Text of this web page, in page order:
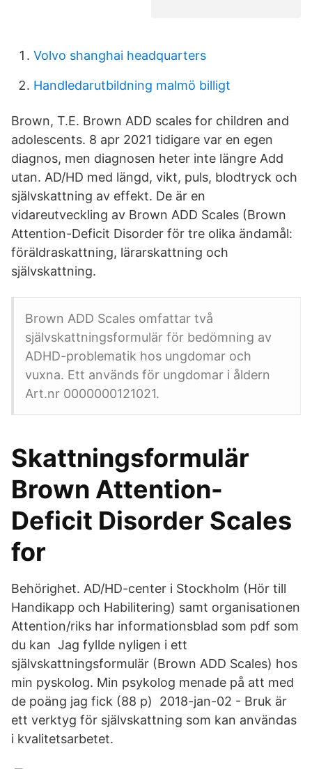
Volvo shanghai headquarters
Handledarutbildning malmö billigt
Brown, T.E. Brown ADD scales for children and
adolescents. 8 apr 2021 tidigare var en egen
diagnos, men diagnosen heter inte längre Add
utan. AD/HD med längd, vikt, puls, blodtryck och
självskattning av effekt. De är en
vidareutveckling av Brown ADD Scales (Brown
Attention-Deficit Disorder för tre olika ändamål:
föräldraskattning, lärarskattning och
självskattning.
Brown ADD Scales omfattar två
självskattningsformulär för bedömning av
ADHD-problematik hos ungdomar och
vuxna. Ett används för ungdomar i åldern
Art.nr 0000000121021.
Skattningsformulär
Brown Attention-
Deficit Disorder Scales
for
Behörighet. AD/HD-center i Stockholm (Hör till
Handikapp och Habilitering) samt organisationen
Attention/riks har informationsblad som pdf som
du kan Jag fyllde nyligen i ett
självskattningsformulär (Brown ADD Scales) hos
min pyskolog. Min psykolog menade på att med
de poäng jag fick (88 p) 2018-jan-02 - Bruk är
ett verktyg för självskattning som kan användas
i kvalitetsarbetet.